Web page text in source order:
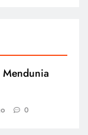
Mendunia
0